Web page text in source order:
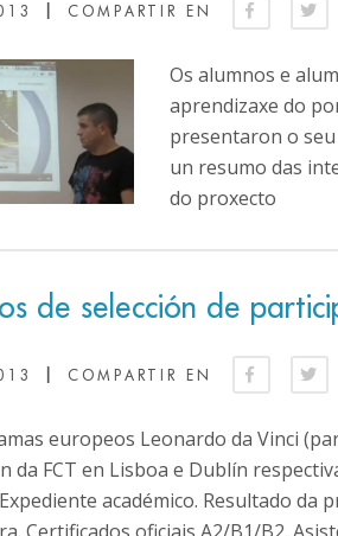
COMPARTIR EN
Os alumnos e
aprendizaxe do
presentaron o
un resumo das
do proxecto
de selección de
COMPARTIR EN
europeos Leonardo da Vinci
da FCT en Lisboa e Dublín
académico. Resultado
Certificados oficiais A2/B1/B2.